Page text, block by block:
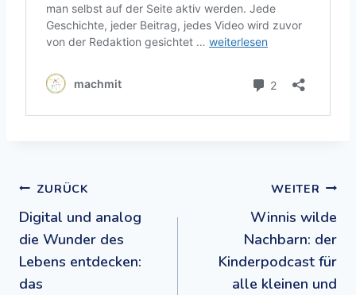
Beitragsnavigation
ZURÜCK
Digital und analog
die Wunder des
Lebens entdecken:
das
WEITER
Winnis wilde
Nachbarn: der
Kinderpodcast für
alle kleinen und